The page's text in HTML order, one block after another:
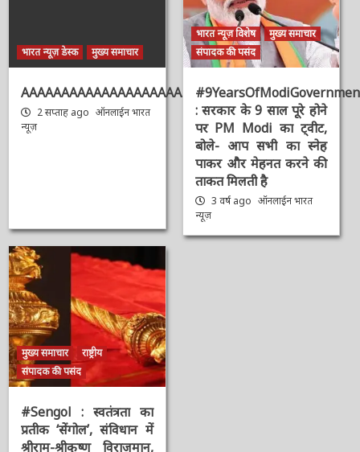
भारत न्यूज़ डेस्क मुख्य समाचार
AAAAAAAAAAAAAAAAAAAAAAAAAAAAAAAAA
2 सप्ताह ago ऑनलाईन भारत
न्यूज़
भारत न्यूज़ विशेष
मुख्य समाचार
संपादक की पसंद
: सरकार के 9 साल पूरे होने
पर PM Modi का ट्वीट,
बोले- आप सभी का स्नेह
पाकर और मेहनत करने की
ताकत मिलती है
3 वर्ष ago ऑनलाईन भारत
न्यूज़
मुख्य समाचार
राष्ट्रीय
संपादक की पसंद
#Sengol : स्वतंत्रता का
प्रतीक ‘सेंगोल’, संविधान में
श्रीराम-श्रीकृष्ण विराजमान,